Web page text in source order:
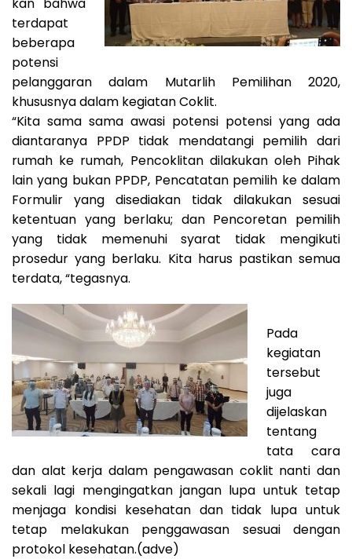
terdapat
beberapa
potensi
pelanggaran dalam Mutarlih Pemilihan 2020,
khususnya dalam kegiatan Coklit.
“Kita sama sama awasi potensi potensi yang ada
diantaranya PPDP tidak mendatangi pemilih dari
rumah ke rumah, Pencoklitan dilakukan oleh Pihak
lain yang bukan PPDP, Pencatatan pemilih ke dalam
Formulir yang disediakan tidak dilakukan sesuai
ketentuan yang berlaku; dan Pencoretan pemilih
yang tidak memenuhi syarat tidak mengikuti
prosedur yang berlaku. Kita harus pastikan semua
terdata, “tegasnya.
Pada
kegiatan
tersebut
juga
dijelaskan
tentang
tata cara
dan alat kerja dalam pengawasan coklit nanti dan
sekali lagi mengingatkan jangan lupa untuk tetap
menjaga kondisi kesehatan dan tidak lupa untuk
tetap melakukan penggawasan sesuai dengan
protokol kesehatan.(adve)